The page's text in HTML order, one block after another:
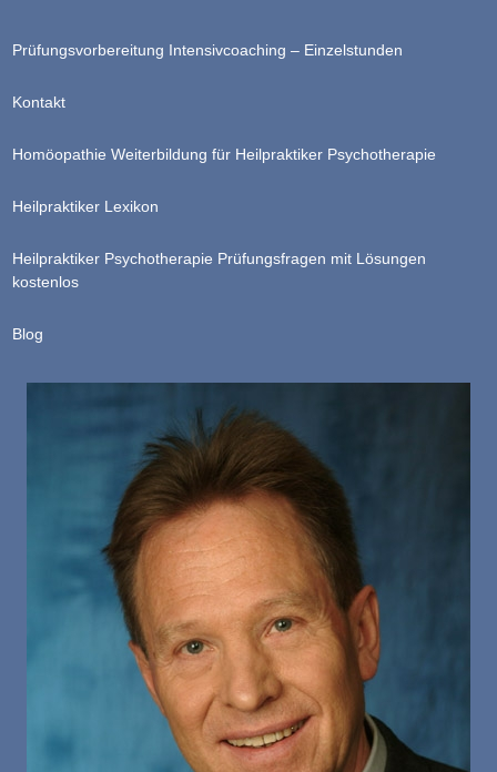
Prüfungsvorbereitung Intensivcoaching – Einzelstunden
Kontakt
Homöopathie Weiterbildung für Heilpraktiker Psychotherapie
Heilpraktiker Lexikon
Heilpraktiker Psychotherapie Prüfungsfragen mit Lösungen
kostenlos
Blog